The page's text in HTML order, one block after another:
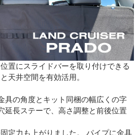
置にスライドバーを取り付けできる
天井空間を有効活用。
具の角度とキット同梱の幅広くの字
延長ステーで、高さ調整と前後位置
定力も上がりました。 パイプに金具